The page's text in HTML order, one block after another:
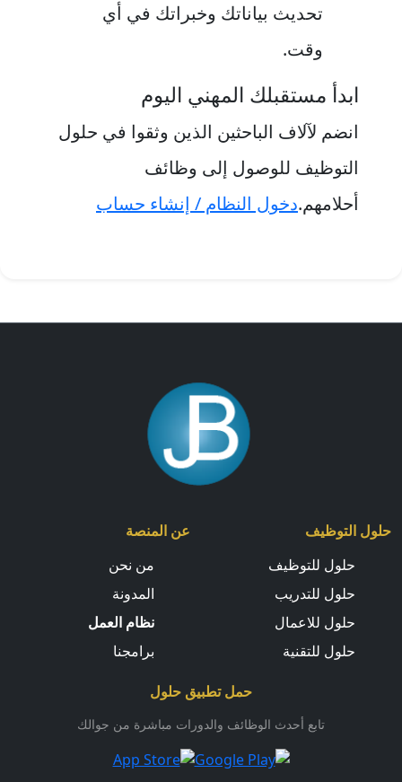
تحديث بياناتك وخبراتك في أي
وقت.
ابدأ مستقبلك المهني اليوم
انضم لآلاف الباحثين الذين وثقوا في حلول
التوظيف للوصول إلى وظائف
أحلامهم.دخول النظام / إنشاء حساب
حلول التوظيف
حلول للتوظيف
حلول للتدريب
حلول للاعمال
حلول للتقنية
عن المنصة
من نحن
المدونة
نظام العمل
برامجنا
حمل تطبيق حلول
تابع أحدث الوظائف والدورات مباشرة من جوالك